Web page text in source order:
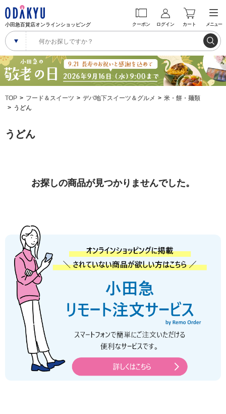
小田急百貨店オンラインショッピング クーポン ログイン カート メニュー
TOP フード＆スイーツ デパ地下スイーツ＆グルメ
米・餅・麺類
うどん
うどん
お探しの商品が見つかりませんでした。